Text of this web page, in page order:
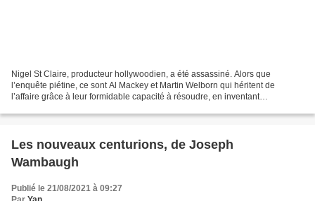
Nigel St Claire, producteur hollywoodien, a été assassiné. Alors que
l’enquête piétine, ce sont Al Mackey et Martin Welborn qui héritent de
l’affaire grâce à leur formidable capacité à résoudre, en inventant
Les nouveaux centurions, de Joseph
Wambaugh
Publié le 21/08/2021 à 09:27